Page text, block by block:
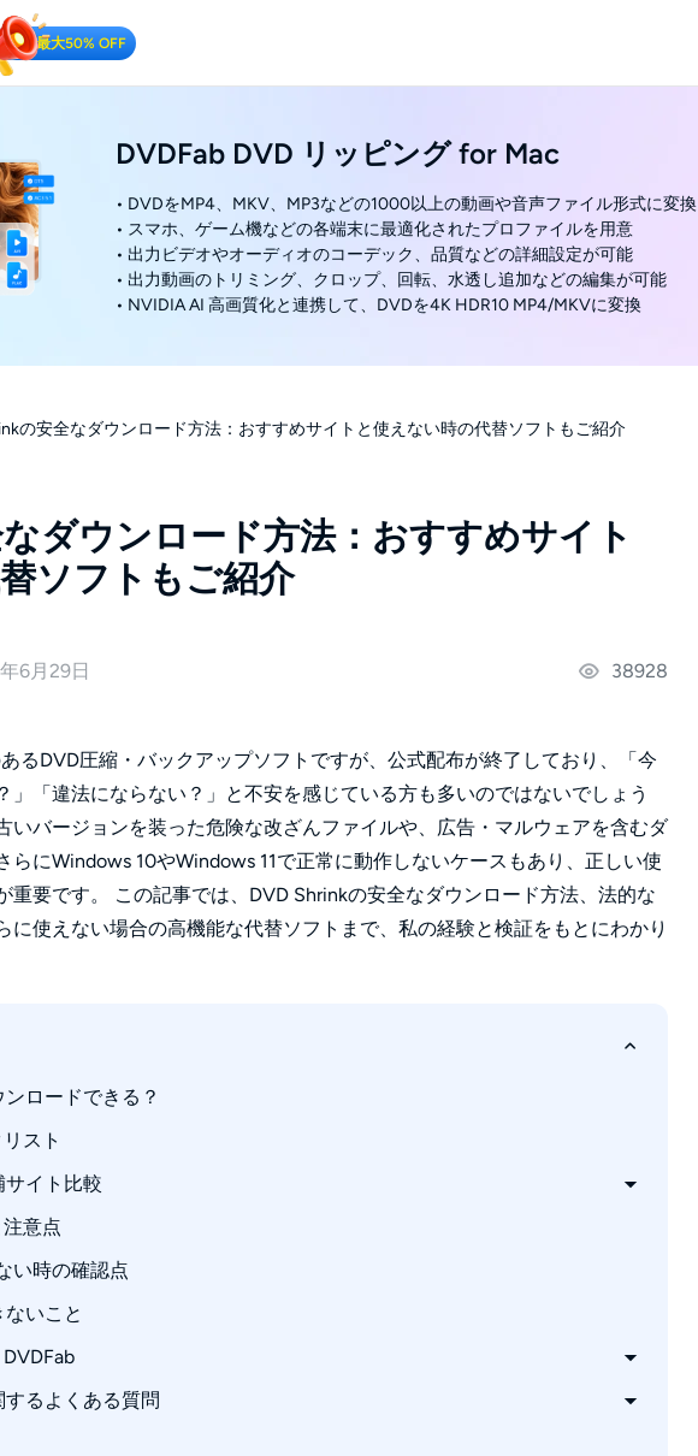
最大50% OFF
DVDFab DVD リッピング for Mac
• DVDをMP4、MKV、MP3などの1000以上の動画や音声ファイル形式に変換
• スマホ、ゲーム機などの各端末に最適化されたプロファイルを用意
• 出力ビデオやオーディオのコーデック、品質などの詳細設定が可能
• 出力動画のトリミング、クロップ、回転、水透し追加などの編集が可能
• NVIDIA AI 高画質化と連携して、DVDを4K HDR10 MP4/MKVに変換
の安全なダウンロード方法：おすすめサイトと使えない時の代替ソフトもご紹介
ダウンロード方法：おすすめサイト
ソフトもご紹介
6月29日 38928
るDVD圧縮・バックアップソフトですが、公式配布が終了しており、「今
」「違法にならない？」と不安を感じている方も多いのではないでしょう
いバージョンを装った危険な改ざんファイルや、広告・マルウェアを含むダ
らにWindows 10やWindows 11で正常に動作しないケースもあり、正しい使
重要です。 この記事では、DVD Shrinkの安全なダウンロード方法、法的な
に使えない場合の高機能な代替ソフトまで、私の経験と検証をもとにわかり
ロードできる？
スト
サイト比較
安全？
注意点
い時の確認点
いこと
操作
の違い
るよくある質問
ありますか？